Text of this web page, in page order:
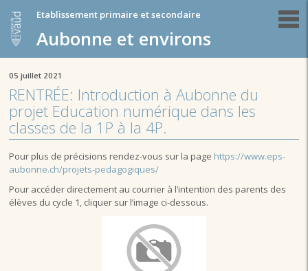
Etablissement primaire et secondaire
Aubonne et environs
05 juillet 2021
RENTRÉE: Introduction à Aubonne du
projet Education numérique dans les
classes de la 1P à la 4P.
Pour plus de précisions rendez-vous sur la page https://www.eps-
aubonne.ch/projets-pedagogiques/
Pour accéder directement au courrier à l’intention des parents des
élèves du cycle 1, cliquer sur l’image ci-dessous.